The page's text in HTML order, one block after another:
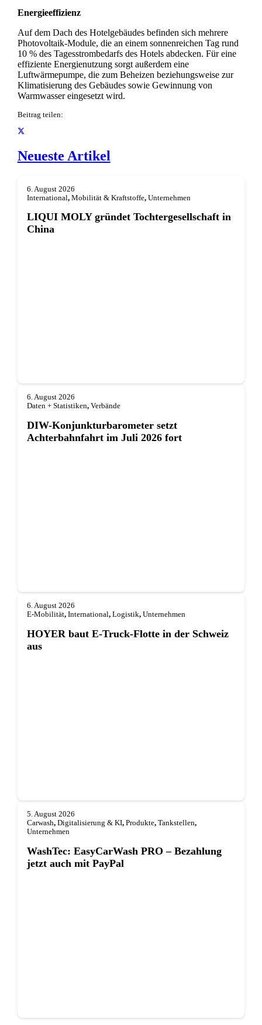
Energieeffizienz
Auf dem Dach des Hotelgebäudes befinden sich mehrere
Photovoltaik-Module, die an einem sonnenreichen Tag rund
10 % des Tagesstrombedarfs des Hotels abdecken. Für eine
effiziente Energienutzung sorgt außerdem eine
Luftwärmepumpe, die zum Beheizen beziehungsweise zur
Klimatisierung des Gebäudes sowie Gewinnung von
Warmwasser eingesetzt wird.
Beitrag teilen:
Neueste Artikel
6. August 2026
International, Mobilität & Kraftstoffe, Unternehmen
LIQUI MOLY gründet Tochterge­sellschaft in
China
6. August 2026
Daten + Statistiken, Verbände
DIW-Konjunkturbarometer setzt
Achterbahnfahrt im Juli 2026 fort
6. August 2026
E-Mobilität, International, Logistik, Unternehmen
HOYER baut E-Truck-Flotte in der Schweiz
aus
5. August 2026
Carwash, Digitalisierung & KI, Produkte, Tankstellen,
Unternehmen
WashTec: EasyCarWash PRO – Bezahlung
jetzt auch mit PayPal